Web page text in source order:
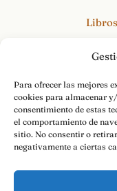
Para ofrecer las mejores
cookies para almacenar
consentimiento de estas
el comportamiento de
sitio. No consentir o
negativamente a ciertas